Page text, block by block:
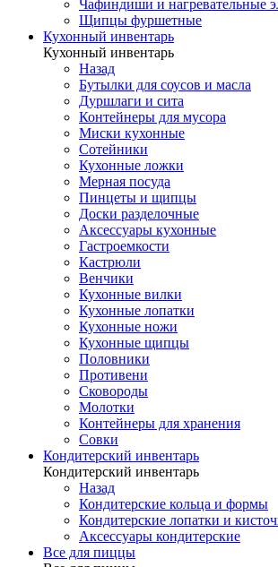
Чафиндиши и нагревательные
Щипцы фуршетные
Кухонный инвентарь
Кухонный инвентарь
Назад
Бутылки для соусов и масла
Дуршлаги и сита
Контейнеры для мусора
Миски кухонные
Сотейники
Кухонные ложки
Мерная посуда
Пинцеты и щипцы
Доски разделочные
Аксессуары кухонные
Гастроемкости
Кастрюли
Венчики
Кухонные вилки
Кухонные лопатки
Кухонные ножи
Кухонные щипцы
Половники
Противени
Сковороды
Молотки
Контейнеры для хранения
Совки
Кондитерский инвентарь
Кондитерский инвентарь
Назад
Кондитерские кольца и формы
Кондитерские лопатки и
Аксессуары кондитерские
Все для пиццы